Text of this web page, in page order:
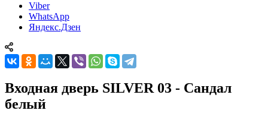
Viber
WhatsApp
Яндекс.Дзен
Входная дверь SILVER 03 - Сандал
белый